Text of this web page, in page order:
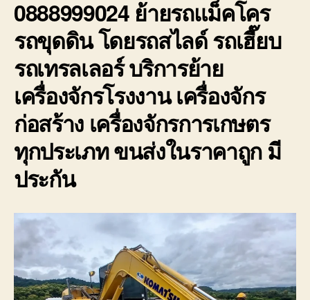
0888999024 ย้ายรถแม็คโคร
รถขุดดิน โดยรถสไลด์ รถเฮี๊ยบ
รถเทรลเลอร์ บริการย้าย
เครื่องจักรโรงงาน เครื่องจักร
ก่อสร้าง เครื่องจักรการเกษตร
ทุกประเภท ขนส่งในราคาถูก มี
ประกัน